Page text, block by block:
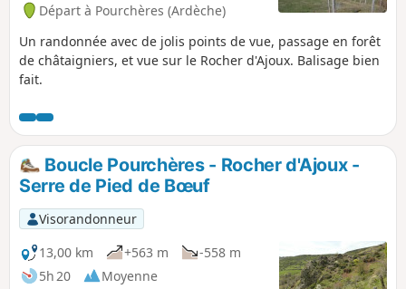
Départ à Pourchères (Ardèche)
Un randonnée avec de jolis points de vue, passage en forêt
de châtaigniers, et vue sur le Rocher d'Ajoux. Balisage bien
fait.
Boucle Pourchères - Rocher d'Ajoux -
Serre de Pied de Bœuf
Visorandonneur
13,00 km
+563 m
-558 m
5h 20
Moyenne